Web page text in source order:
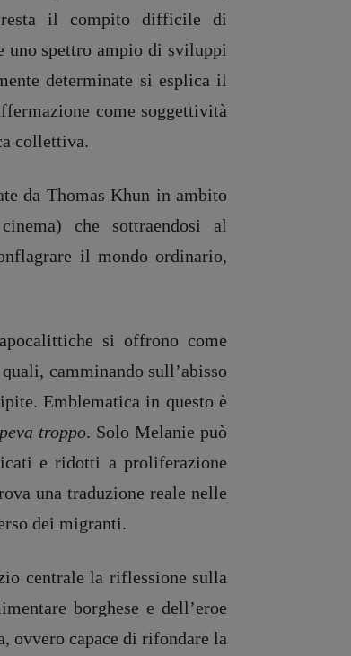
resta il compito difficile di
uno spettro ampio di sviluppi
determinate si esplica il
come soggettività
collettiva.
da Thomas Khun in ambito
che sottraendosi al
il mondo ordinario,
si offrono come
camminando sull’abisso
Emblematica in questo è
troppo. Solo Melanie può
e ridotti a proliferazione
una traduzione reale nelle
dei migranti.
centrale la riflessione sulla
borghese e dell’eroe
ovvero capace di rifondare la